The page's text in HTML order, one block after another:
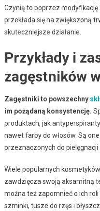
Czynią to poprzez modyfikację
przekłada się na zwiększoną
skuteczniejsze działanie.
Przykłady i
zagęstników
Zagęstniki to powszechny
im pożądaną konsystencję.
produktach, jak
nawet farby do włosów. Są
przeznaczonych do pielęgnacji
Wiele popularnych
zawdzięcza swoją aksamitną
można też zapomnieć o ich
szminki, tusze do rzęs i